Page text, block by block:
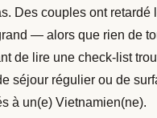
Des couples ont
— alors que rien de
de lire une check-list
séjour régulier ou de
à un(e) Vietnamien(ne).